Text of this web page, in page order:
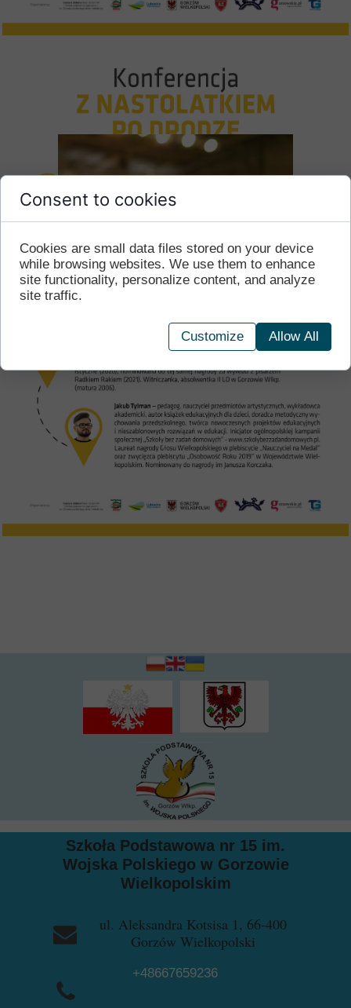
Szkoła Podstawowa nr 15 im.
Wojska Polskiego w Gorzowie
Wielkopolskim
ul. Aleksandra Kotsisa 1, 66-400
Gorzów Wielkopolski
+48667659236
+48957228729
Consent to cookies
Cookies are small data files stored on your device
while browsing websites. We use them to enhance
site functionality, personalize content, and analyze
site traffic.
Customize Allow All